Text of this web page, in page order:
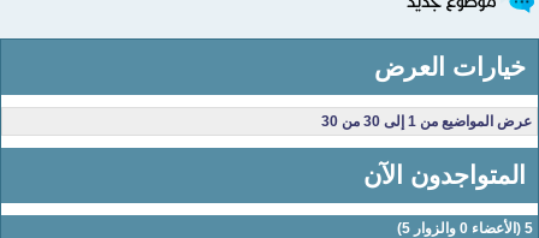
خيارات العرض
عرض المواضيع من 1 إلى 30 من 30
المتواجدون الآن
5 (الأعضاء 0 والزوار 5)